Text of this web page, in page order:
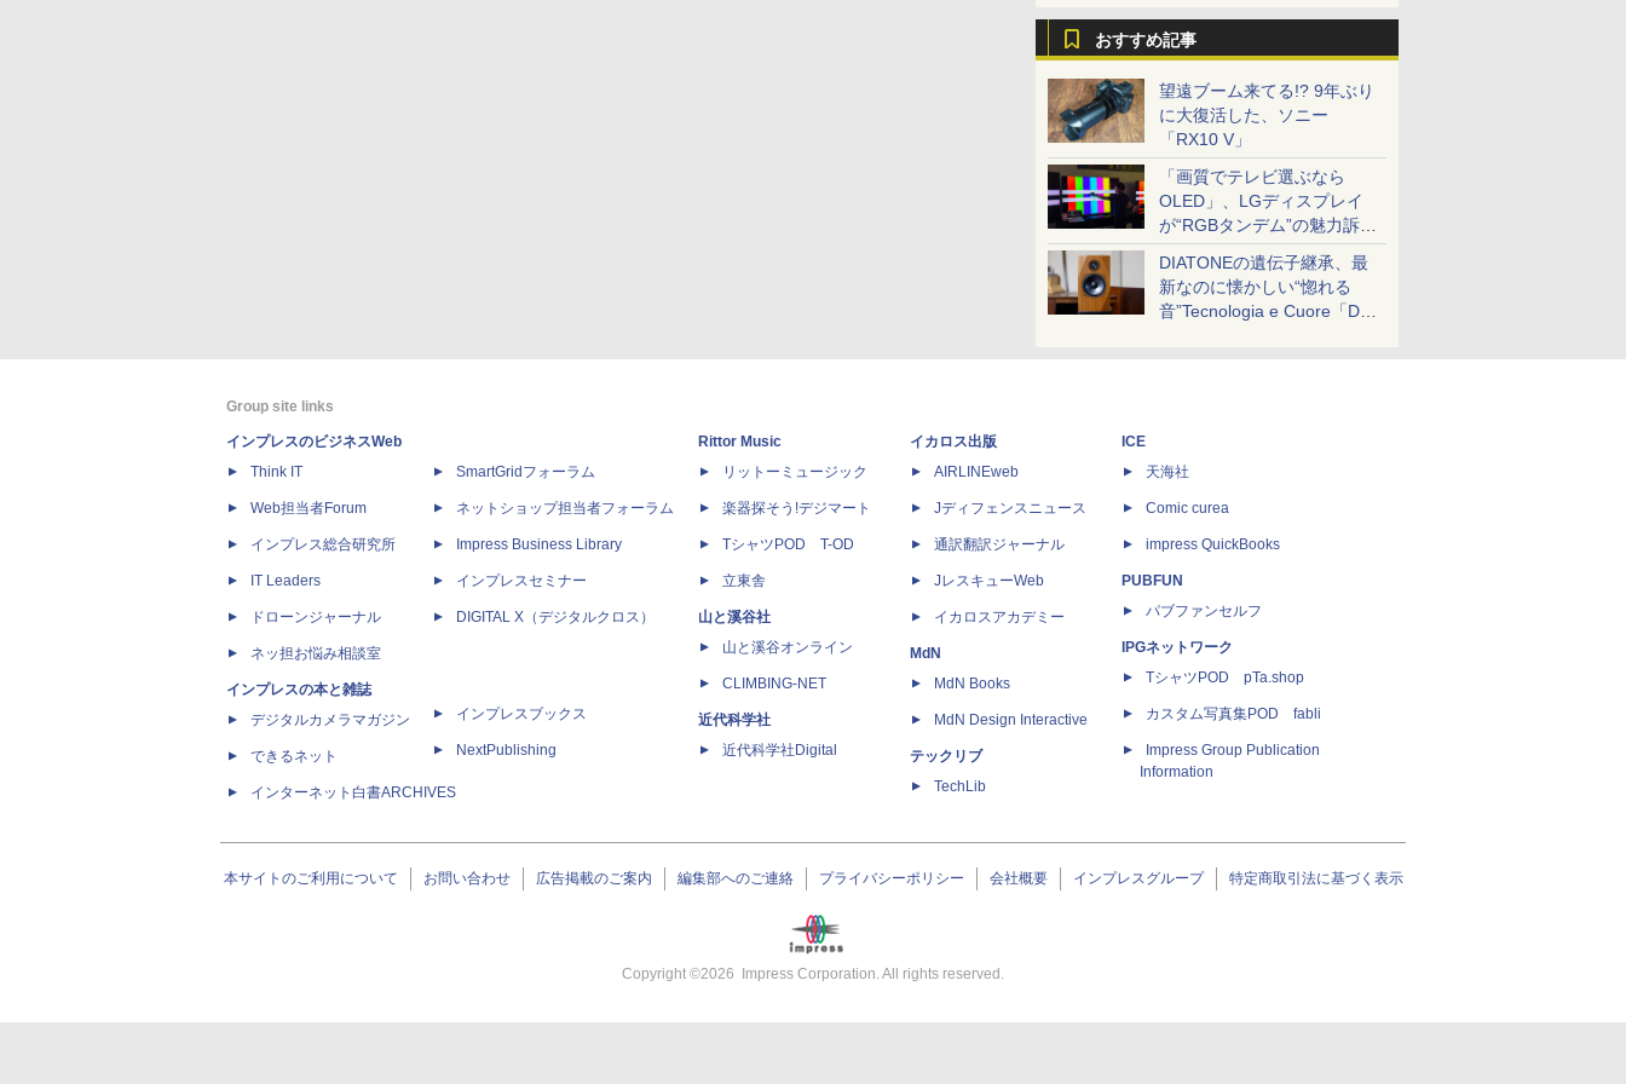
おすすめ記事
望遠ブーム来てる!? 9年ぶり
に大復活した、ソニー
「RX10 V」
「画質でテレビ選ぶなら
OLED」、LGディスプレイ
が“RGBタンデム”の魅力訴
求。液晶とのガチ比較も
DIATONEの遺伝子継承、最
新なのに懐かしい“惚れる
音”Tecnologia e Cuore「DS-
Group site links
インプレスのビジネスWeb
Think IT
Web担当者Forum
インプレス総合研究所
IT Leaders
ドローンジャーナル
ネッ担お悩み相談室
インプレスの本と雑誌
デジタルカメラマガジン
できるネット
インターネット白書ARCHIVES
SmartGridフォーラム
ネットショップ担当者フォーラム
Impress Business Library
インプレスセミナー
DIGITAL X（デジタルクロス）
インプレスブックス
NextPublishing
Rittor Music
リットーミュージック
楽器探そう!デジマート
TシャツPOD T-OD
立東舎
山と溪谷社
山と溪谷オンライン
CLIMBING-NET
近代科学社
近代科学社Digital
イカロス出版
AIRLINEweb
Jディフェンスニュース
通訳翻訳ジャーナル
JレスキューWeb
イカロスアカデミー
MdN
MdN Books
MdN Design Interactive
テックリブ
TechLib
ICE
天海社
Comic curea
impress QuickBooks
PUBFUN
パブファンセルフ
IPGネットワーク
TシャツPOD pTa.shop
カスタム写真集POD fabli
Impress Group Publication
Information
本サイトのご利用について お問い合わせ 広告掲載のご案内 編集部へのご連絡 プライバシーポリシー 会社概要 インプレスグループ 特定商取引法に基づく表示
Copyright ©2026 Impress Corporation. All rights reserved.